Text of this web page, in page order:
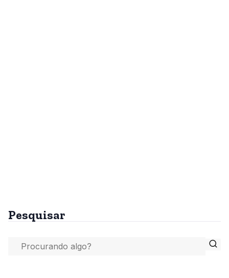
Pesquisar